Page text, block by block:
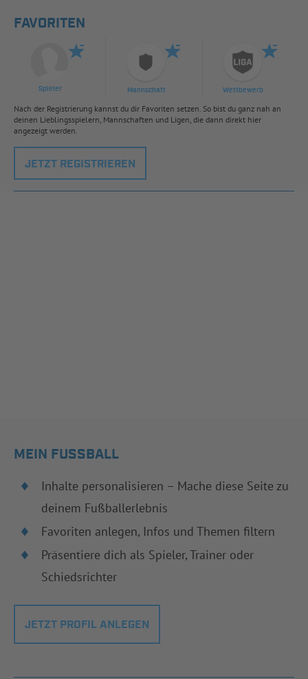
FAVORITEN
Spieler Mannschaft Wettbewerb
Nach der Registrierung kannst du dir Favoriten setzen. So bist du ganz nah an
deinen Lieblingsspielern, Mannschaften und Ligen, die dann direkt hier
angezeigt werden.
JETZT REGISTRIEREN
MEIN FUSSBALL
Inhalte personalisieren – Mache diese Seite zu
deinem Fußballerlebnis
Favoriten anlegen, Infos und Themen filtern
Präsentiere dich als Spieler, Trainer oder
Schiedsrichter
JETZT PROFIL ANLEGEN